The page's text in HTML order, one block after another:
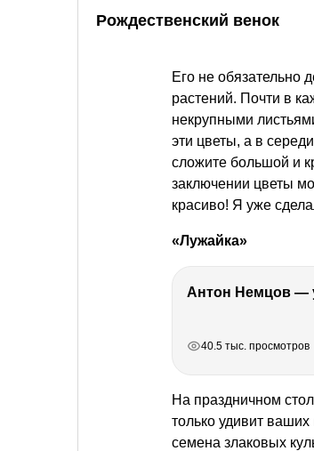
Рождественский венок
Его не обязательно
растений. Почти в
некрупными
эти цветы, а в
сложите большой и
заключении цветы
красиво! Я уже
«Лужайка»
40.5 тыс. просмотров
На праздничном
только удивит ваших
семена злаковых